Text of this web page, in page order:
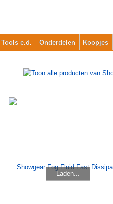
Tools e.d. Onderdelen Koopjes
Laden...